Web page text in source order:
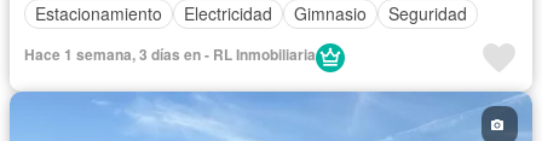
Estacionamiento
Electricidad Gimnasio Seguridad
Hace 1 semana, 3 días en - RL Inmobiliaria